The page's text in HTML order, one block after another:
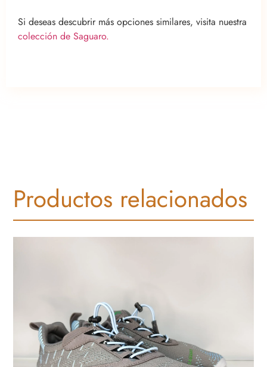
Si deseas descubrir más opciones similares, visita nuestra
colección de Saguaro.
Productos relacionados